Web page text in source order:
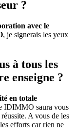
?
avec le
, je signerais les yeux
à tous les
enseigne ?
en totale
IDIMMO saura vous
A vous de les
efforts car rien ne